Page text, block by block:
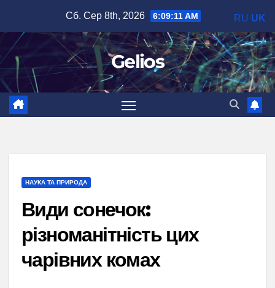
вмісту
Сб. Сер 8th, 2026 6:09:12 AM
Gelios
НАУКА ТА ПРИРОДА
Види сонечок:
різноманітність цих
чарівних комах
RU UK